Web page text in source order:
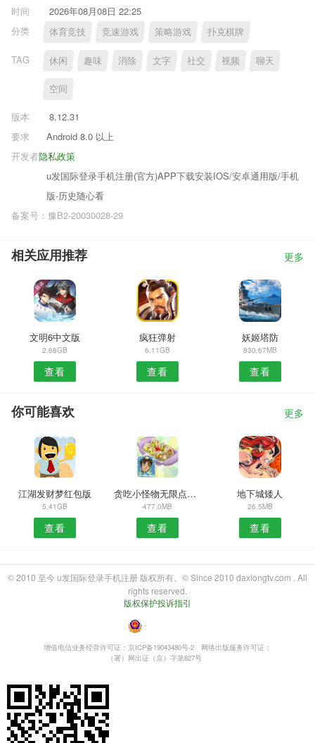
时间
2026年08月08日 22:25
分类
体育竞技 竞速游戏 策略游戏 扑克棋牌
TAG 休闲 趣味 消除 文字 社交 视频 聊天
空间
版本
8.12.31
要求
Android 8.0 以上
隐私政策
开发者
u发国际登录手机注册(官方)APP下载安装IOS/安卓通用版/手机
版-历史随心看
备案号：豫B2-20030028-29
相关应用推荐 更多
文明6中文版
2.68GB
查看
疯狂弹射
6.11GB
查看
妖姬塔防
830.67MB
查看
你可能喜欢 更多
江湖发财梦红包版
5.41GB
查看
贪吃小怪物无限点券内购
477.0MB
查看
地下城矮人
26.5MB
查看
© 2010 至今 u发国际登录手机注册 版权所有。© Since 2010 daxiongtv.com . All
rights reserved.
版权保护投诉指引
・
增值电信业务经营许可证：京ICP备19043480号-2
网络出版服务许可证：
（署）网出证（京）字第827号